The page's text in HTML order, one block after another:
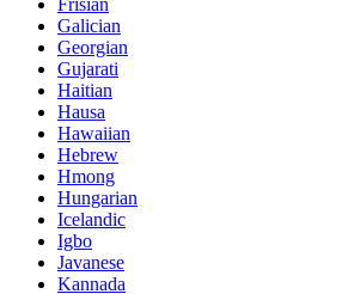
Frisian
Galician
Georgian
Gujarati
Haitian
Hausa
Hawaiian
Hebrew
Hmong
Hungarian
Icelandic
Igbo
Javanese
Kannada